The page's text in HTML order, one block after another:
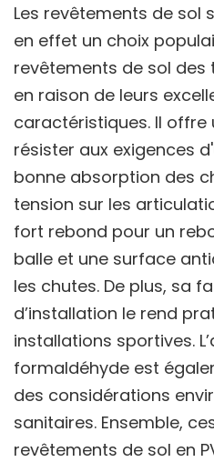
Les revêtements de sol
en effet un choix
revêtements de sol des
en raison de leurs
caractéristiques. Il offre
résister aux exigences
bonne absorption des
tension sur les
fort rebond pour un
balle et une surface
les chutes. De plus, sa
d’installation le rend
installations sportives.
formaldéhyde est
des considérations
sanitaires. Ensemble,
revêtements de sol en